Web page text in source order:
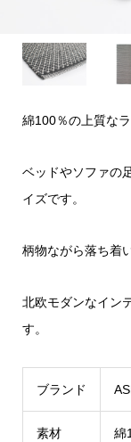
綿100％の上質なラ
ベッドやソファの
イズです。
柄物ながら落ち着
北欧モダンなイン
す。
ブランド
素材 綿